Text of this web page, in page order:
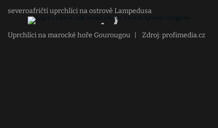
severoafričtí uprchlíci na ostrově Lampedusa
Uprchlíci na marocké hoře Gourougou Zdroj: profimedia.cz